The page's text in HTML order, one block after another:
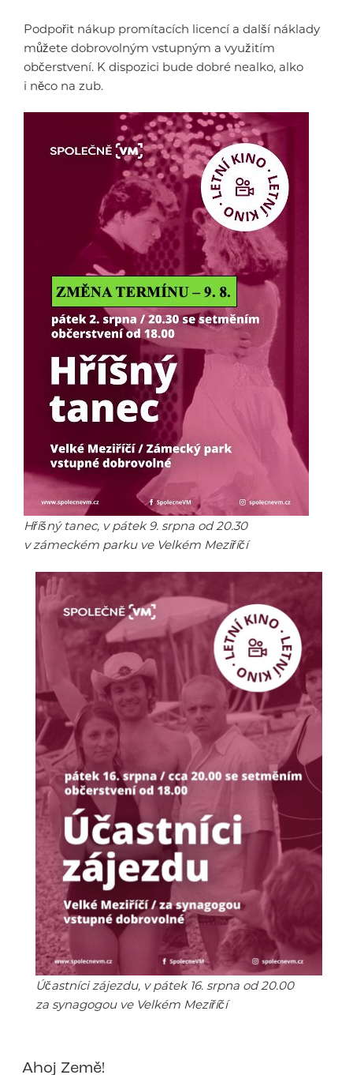
Podpořit nákup promítacích licencí a další náklady
můžete dobrovolným vstupným a využitím
občerstvení. K dispozici bude dobré nealko, alko
i něco na zub.
Hříšný tanec, v pátek 9. srpna od 20.30
v zámeckém parku ve Velkém Meziříčí
Účastníci zájezdu, v pátek 16. srpna od 20.00
za synagogou ve Velkém Meziříčí
Ahoj Země!